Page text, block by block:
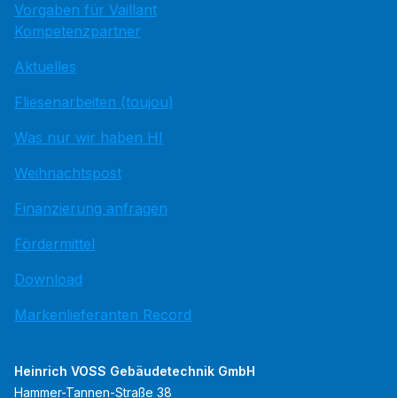
Vorgaben für Vaillant
Kompetenzpartner
Aktuelles
Fliesenarbeiten (toujou)
Was nur wir haben HI
Weihnachtspost
Finanzierung anfragen
Fördermittel
Download
Markenlieferanten Record
Heinrich VOSS Gebäudetechnik GmbH
Hammer-Tannen-Straße 38